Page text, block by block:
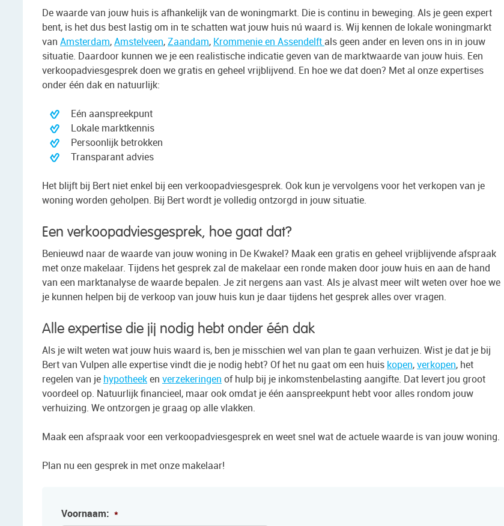
De waarde van jouw huis is afhankelijk van de woningmarkt. Die is continu in beweging. Als je geen expert
bent, is het dus best lastig om in te schatten wat jouw huis nú waard is. Wij kennen de lokale woningmarkt
van Amsterdam,Amstelveen,Zaandam, Krommenie en Assendelft als geen ander en leven ons in in jouw
situatie. Daardoor kunnen we je een realistische indicatie geven van de marktwaarde van jouw huis. Een
verkoopadviesgesprek doen we gratis en geheel vrijblijvend. En hoe we dat doen? Met al onze expertises
onder één dak en natuurlijk:
Eén aanspreekpunt
Lokale marktkennis
Persoonlijk betrokken
Transparant advies
Het blijft bij Bert niet enkel bij een verkoopadviesgesprek. Ook kun je vervolgens voor het verkopen van je
woning worden geholpen. Bij Bert wordt je volledig ontzorgd in jouw situatie.
Een verkoopadviesgesprek, hoe gaat dat?
Benieuwd naar de waarde van jouw woning in De Kwakel? Maak een gratis en geheel vrijblijvende afspraak
met onze makelaar. Tijdens het gesprek zal de makelaar een ronde maken door jouw huis en aan de hand
van een marktanalyse de waarde bepalen. Je zit nergens aan vast. Als je alvast meer wilt weten over hoe we
je kunnen helpen bij de verkoop van jouw huis kun je daar tijdens het gesprek alles over vragen.
Alle expertise die jij nodig hebt onder één dak
Als je wilt weten wat jouw huis waard is, ben je misschien wel van plan te gaan verhuizen. Wist je dat je bij
Bert van Vulpen alle expertise vindt die je nodig hebt? Of het nu gaat om een huis kopen,verkopen, het
regelen van je hypotheeken verzekeringen of hulp bij je inkomstenbelasting aangifte. Dat levert jou groot
voordeel op. Natuurlijk financieel, maar ook omdat je één aanspreekpunt hebt voor alles rondom jouw
verhuizing. We ontzorgen je graag op alle vlakken.
Maak een afspraak voor een verkoopadviesgesprek en weet snel wat de actuele waarde is van jouw woning.
Plan nu een gesprek in met onze makelaar!
Voornaam: *